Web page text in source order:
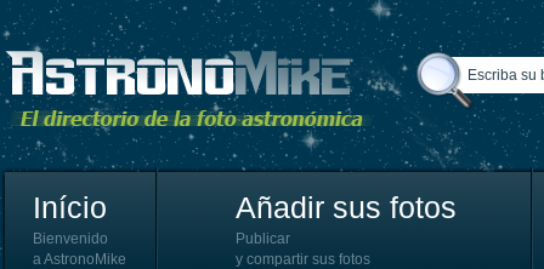
Início
Bienvenido
a AstronoMike
Añadir sus fotos
Publicar
y compartir sus fotos